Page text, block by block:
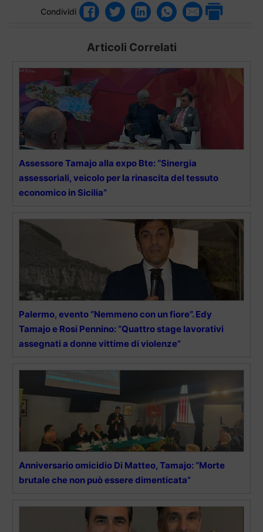
Condividi
Articoli Correlati
Assessore Tamajo alla expo Bte: “Sinergia
assessoriali, veicolo per la rinascita del tessuto
economico in Sicilia”
Palermo, evento “Nemmeno con un fiore”. Edy
Tamajo e Rosi Pennino: “Quattro stage lavorativi
assegnati a donne vittime di violenze”
Anniversario omicidio Di Matteo, Tamajo: “Morte
brutale che non può essere dimenticata”